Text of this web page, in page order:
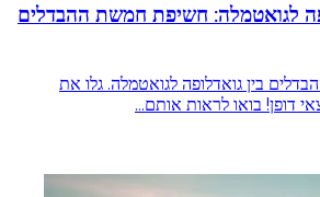
לגואטמלה: חשיפת חמשת ההבדלים
ההבדלים בין גואדלופה לגואטמלה. גלו את
דופן! בואו לראות אותם...